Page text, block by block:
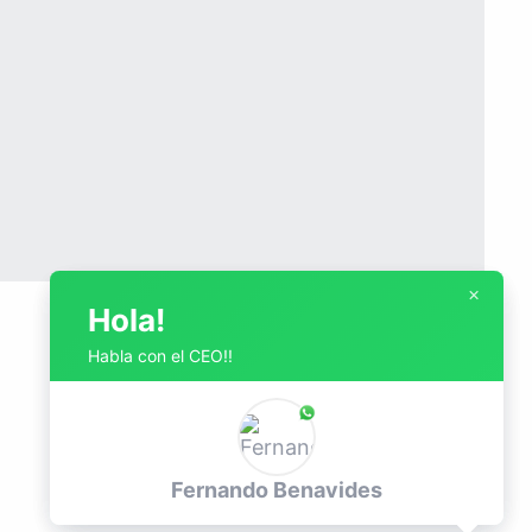
×
Hola!
Habla con el CEO!!
Fernando Benavides
×
Hola!
Habla con el CEO!!
Fernando Benavides